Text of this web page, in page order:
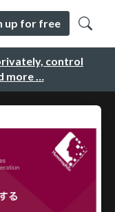
control
more …
up for free